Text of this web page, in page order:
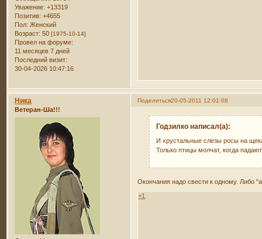
Уважение: +13319
Позитив: +4655
Пол: Женский
Возраст: 50[1975-10-14]
Провел на форуме:
11 месяцев 7 дней
Последний визит:
30-04-2026 10:47:16
Поделиться20-05-2011 12:01:08
Ника
Ветеран-Ша!!!
Годзилко написал(а):
И хрустальные слезы росы на
Только птицы молчат, когда
Окончания надо свести к одному. Либо
+1